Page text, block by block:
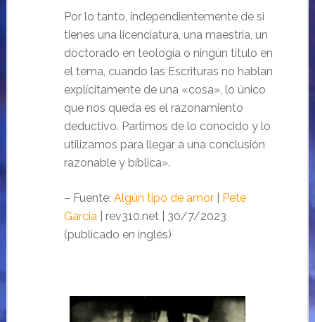
Por lo tanto, independientemente de si
tienes una licenciatura, una maestría, un
doctorado en teología o ningún título en
el tema, cuando las Escrituras no hablan
explícitamente de una «cosa», lo único
que nos queda es el razonamiento
deductivo. Partimos de lo conocido y lo
utilizamos para llegar a una conclusión
razonable y bíblica».
– Fuente: Algún tipo de amor|
Pete
Garcia| rev310.net | 30/7/2023
(publicado en inglés)